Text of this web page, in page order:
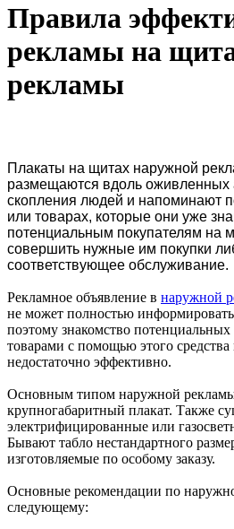
Правила
рекламы на
рекламы
Плакаты на щитах наружной
размещаются вдоль оживленных
скопления людей и напоминают
или товарах, которые они уже
потенциальным покупателям на
совершить нужные им покупки
соответствующее обслуживание.
Рекламное объявление в наружной
не может полностью
поэтому знакомство
товарами с помощью этого
недостаточно эффективно.
Основным типом наружной рекламы
крупногабаритный плакат. Также
электрифицированные или
Бывают табло нестандартного
изготовляемые по особому заказу.
Основные рекомендации по
следующему: